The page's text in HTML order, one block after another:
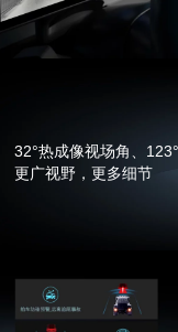
32°热成像视场角、
更广视野，更多细节